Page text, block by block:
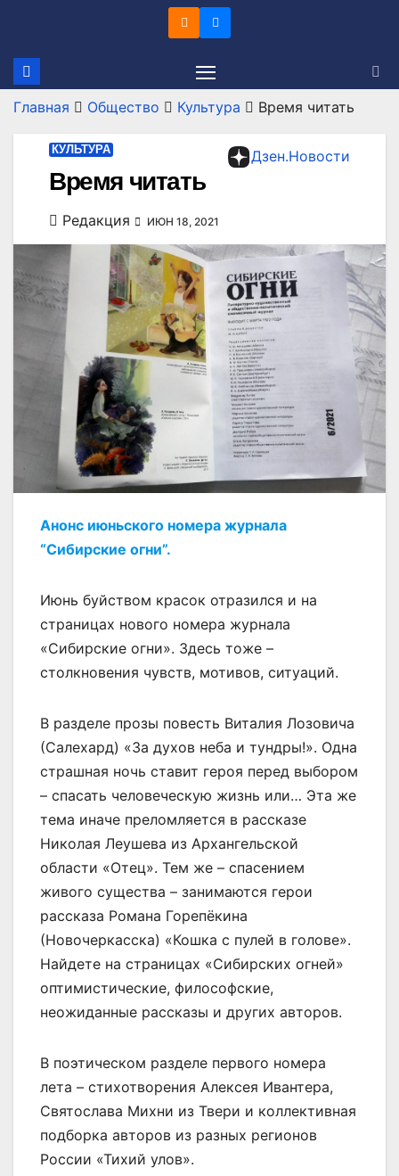
содержимому
Главная Общество Культура Время читать
Дзен.Новости
КУЛЬТУРА
Время читать
Редакция ИЮН 18, 2021
Анонс июньского номера журнала
“Сибирские огни”.
Июнь буйством красок отразился и на
страницах нового номера журнала
«Сибирские огни». Здесь тоже –
столкновения чувств, мотивов, ситуаций.
В разделе прозы повесть Виталия Лозовича
(Салехард) «За духов неба и тундры!». Одна
страшная ночь ставит героя перед выбором
– спасать человеческую жизнь или… Эта же
тема иначе преломляется в рассказе
Николая Леушева из Архангельской
области «Отец». Тем же – спасением
живого существа – занимаются герои
рассказа Романа Горепёкина
(Новочеркасска) «Кошка с пулей в голове».
Найдете на страницах «Сибирских огней»
оптимистические, философские,
неожиданные рассказы и других авторов.
В поэтическом разделе первого номера
лета – стихотворения Алексея Ивантера,
Святослава Михни из Твери и коллективная
подборка авторов из разных регионов
России «Тихий улов».